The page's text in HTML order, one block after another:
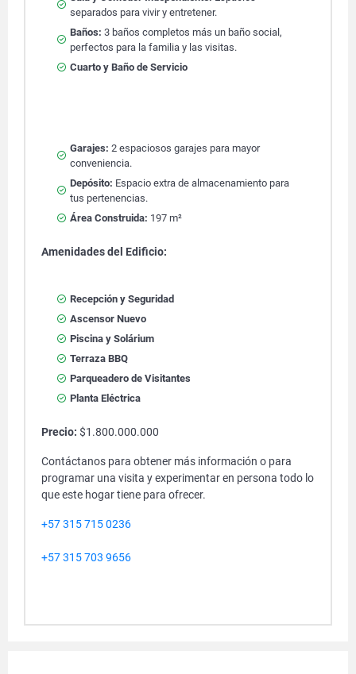
separados para vivir y entretener.
Baños: 3 baños completos más un baño social,
perfectos para la familia y las visitas.
Cuarto y Baño de Servicio
Garajes: 2 espaciosos garajes para mayor
conveniencia.
Depósito: Espacio extra de almacenamiento para
tus pertenencias.
Área Construida: 197 m²
Amenidades del Edificio:
Recepción y Seguridad
Ascensor Nuevo
Piscina y Solárium
Terraza BBQ
Parqueadero de Visitantes
Planta Eléctrica
Precio: $1.800.000.000
Contáctanos para obtener más información o para
programar una visita y experimentar en persona todo lo
que este hogar tiene para ofrecer.
+57 315 715 0236
+57 315 703 9656